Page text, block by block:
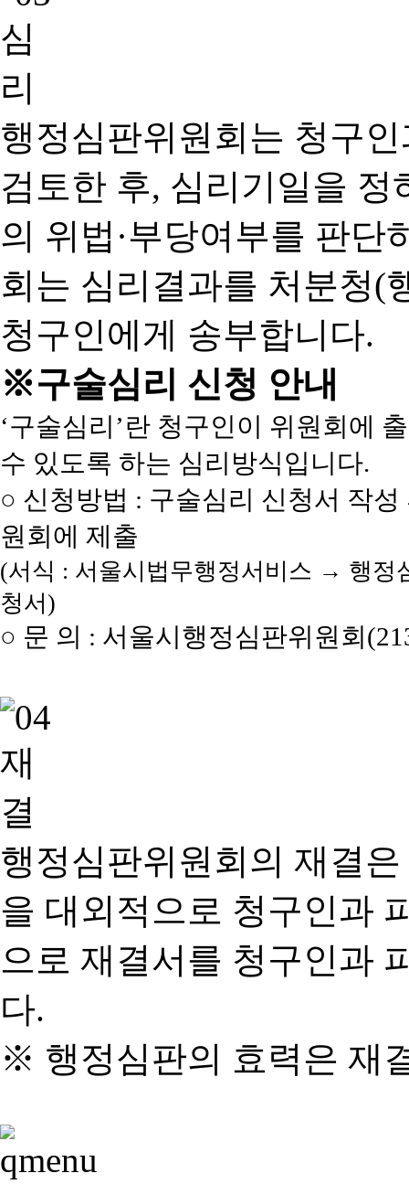
행정심판위원회는 청구
검토한 후, 심리기일을 정
의 위법·부당여부를 판단
회는 심리결과를 처분청(
청구인에게 송부합니다.
※구술심리 신청 안내
‘구술심리’란 청구인이 위원회에
수 있도록 하는 심리방식입니다.
○ 신청방법 : 구술심리 신청서 작
원회에 제출
(서식 : 서울시법무행정서비스 → 행
청서)
○ 문 의 : 서울시행정심판위원회
행정심판위원회의 재결
을 대외적으로 청구인과
으로 재결서를 청구인과
다.
※ 행정심판의 효력은 재